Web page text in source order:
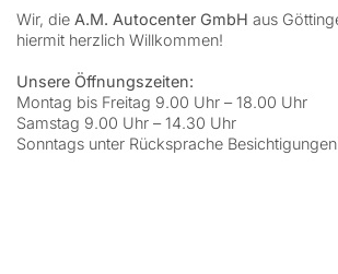
Wir, die A.M. Autocenter GmbH aus
hiermit herzlich Willkommen!
Unsere Öffnungszeiten:
Montag bis Freitag 9.00 Uhr – 18.00 Uhr
Samstag 9.00 Uhr – 14.30 Uhr
Sonntags unter Rücksprache